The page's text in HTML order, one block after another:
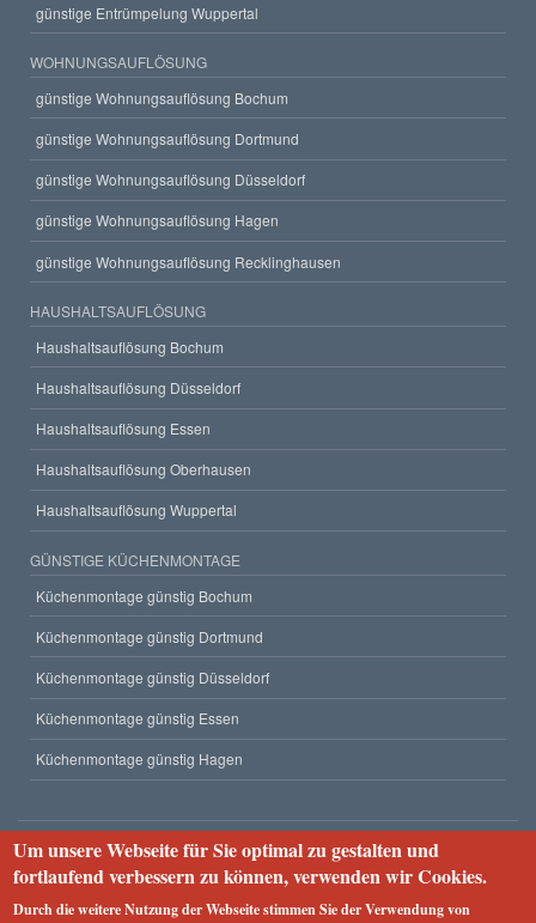
günstige Entrümpelung Wuppertal
WOHNUNGSAUFLÖSUNG
günstige Wohnungsauflösung Bochum
günstige Wohnungsauflösung Dortmund
günstige Wohnungsauflösung Düsseldorf
günstige Wohnungsauflösung Hagen
günstige Wohnungsauflösung Recklinghausen
HAUSHALTSAUFLÖSUNG
Haushaltsauflösung Bochum
Haushaltsauflösung Düsseldorf
Haushaltsauflösung Essen
Haushaltsauflösung Oberhausen
Haushaltsauflösung Wuppertal
GÜNSTIGE KÜCHENMONTAGE
Küchenmontage günstig Bochum
Küchenmontage günstig Dortmund
Küchenmontage günstig Düsseldorf
Küchenmontage günstig Essen
Küchenmontage günstig Hagen
Unternehmen
Impressum Datenschutzerklärung Webseiten-Struktur
Um unsere Webseite für Sie optimal zu gestalten und
fortlaufend verbessern zu können, verwenden wir Cookies.
Durch die weitere Nutzung der Webseite stimmen Sie der Verwendung von